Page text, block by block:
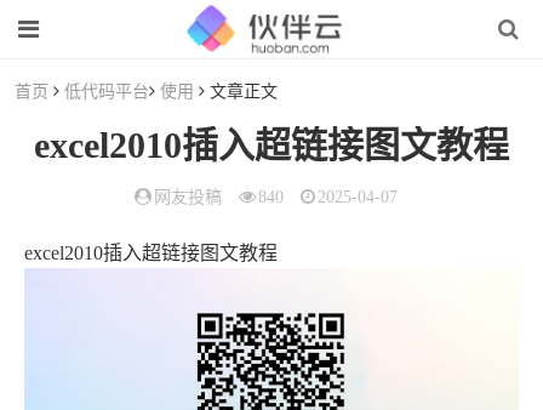
首页 低代码平台 使用 文章正文
excel2010插入超链接图文教程
网友投稿 840 2025-04-07
excel2010插入超链接图文教程